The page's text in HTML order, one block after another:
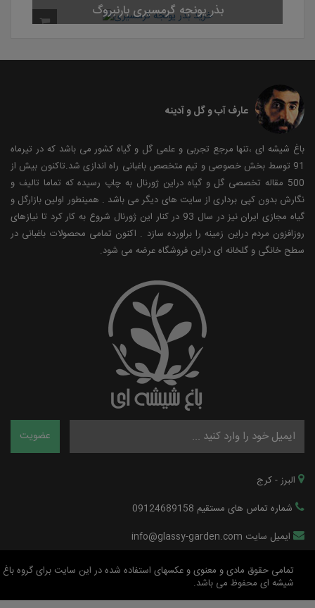
بذر یونجه گرمسیری بارنبروگ
عارف آب و گل و آدینه
باغ شیشه ای ،تنها مرجع تجربی و علمی گل و گیاه کشور می باشد که در تیرماه
91 توسط بخش خصوصی و تیم متخصص باغبانی راه اندازی شد.تاکنون بیش از
500 مقاله تخصصی گل و گیاه دراین ژورنال به چاپ رسیده که تماما تالیف و
نگارش بدون کپی برداری از سایت های دیگر می باشد . همینطور اولین بازارگل و
گیاه مجازی ایران نیز در سال 93 در کنار این ژورنال شروع به کار کرد تا نیازهای
روزافزون مردم دراین زمینه را براورده سازد . اکنون تمامی محصولات باغبانی در
سطح خانگی و گلخانه ای دراین فروشگاه عرضه می شود.
البرز - کرج
شماره تماس های مستقیم 09124689158
ایمیل سایت info@glassy-garden.com
تمامی حقوق مادی و معنوی و عکسهای استفاده شده در این سایت برای گروه باغ
شیشه ای محفوظ می باشد.